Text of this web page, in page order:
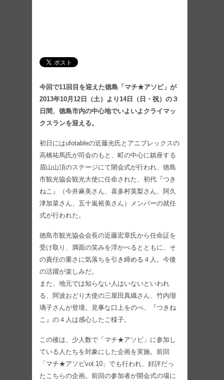
今回で11回目を迎えた徳島「マチ★アソビ」が
2013年10月12日（土）より14日（日・祝）の３
日間、徳島市内の中心地でいよいよクライマッ
クスランを迎える。
初日にはufotableの近藤光氏とアニプレックスの
高橋祐馬氏が司会のもと、町の中心に鎮座する
眉山山頂のステージにて開会式が行われ、徳島
市観光協会観光大使に任命された、初代『つき
ねこ』（今井麻美さん、喜多村英梨さん、阿久
津加菜さん、五十嵐裕美さん）メンバーの就任
式が行われた。
徳島市観光協会会長の近藤宏章氏から任命証を
受け取り、満面の笑みを浮かべるとともに、そ
の責任の重さに気落ちを引き締める４人。今後
の活躍が楽しみだ。
また、地元では知らない人はいないといわれ
る、阿波おどり大使の三屋田真織さん、竹内瑠
璃子さんが登壇。見事な口上をのべ、『つきね
こ』の４人は感心したご様子。
この後は、少人数で「マチ★アソビ」に参加し
ている人たちを対象にした企画を実施。前回
「マチ★アソビvol.10」でも行われ、好評だっ
たこちらの企画。前回の参加者が開会式の場に